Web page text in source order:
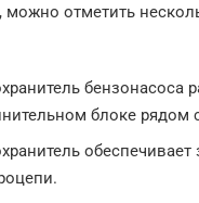
можно отметить
бензонасоса
блоке рядом
обеспечивает